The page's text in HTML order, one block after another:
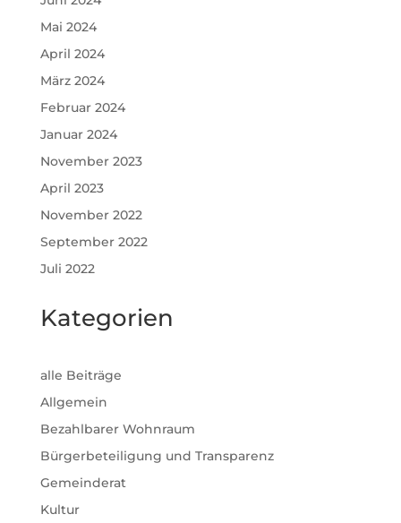
Mai 2024
April 2024
März 2024
Februar 2024
Januar 2024
November 2023
April 2023
November 2022
September 2022
Juli 2022
Kategorien
alle Beiträge
Allgemein
Bezahlbarer Wohnraum
Bürgerbeteiligung und Transparenz
Gemeinderat
Kultur